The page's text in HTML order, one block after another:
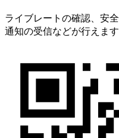
ライブレートの確認、安
通知の受信などが行えます